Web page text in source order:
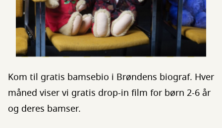
Kom til gratis bamsebio i Brøndens biograf. Hver
måned viser vi gratis drop-in film for børn 2-6 år
og deres bamser.